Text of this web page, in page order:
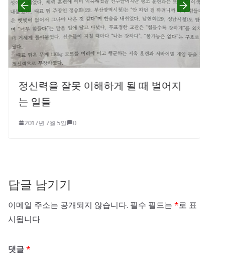
정신력을 잘못 이해하게 될 때 벌어지
는 일들
2017년 7월 5일 0
답글 남기기
이메일 주소는 공개되지 않습니다. 필수 필드는 *로 표
시됩니다
댓글*